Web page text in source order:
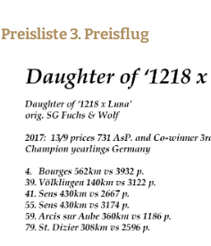
Preisliste 3. Preisflug